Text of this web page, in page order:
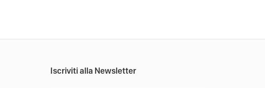
Iscriviti alla Newsletter